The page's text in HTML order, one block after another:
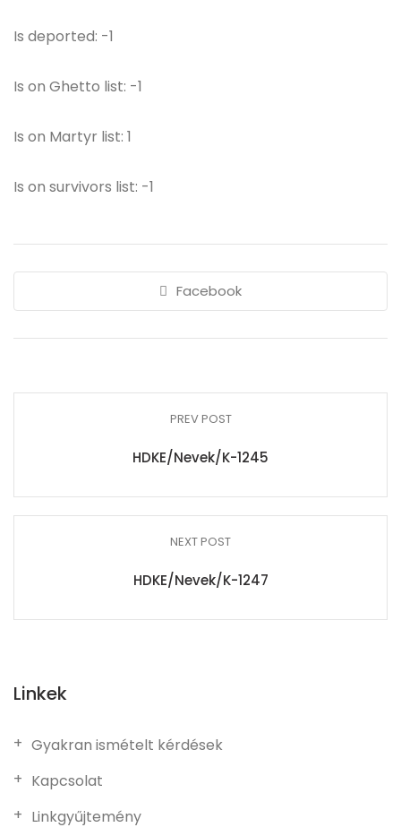
Is deported: -1
Is on Ghetto list: -1
Is on Martyr list: 1
Is on survivors list: -1
Facebook
PREV POST
HDKE/Nevek/K-1245
NEXT POST
HDKE/Nevek/K-1247
Linkek
Gyakran ismételt kérdések
Kapcsolat
Linkgyűjtemény